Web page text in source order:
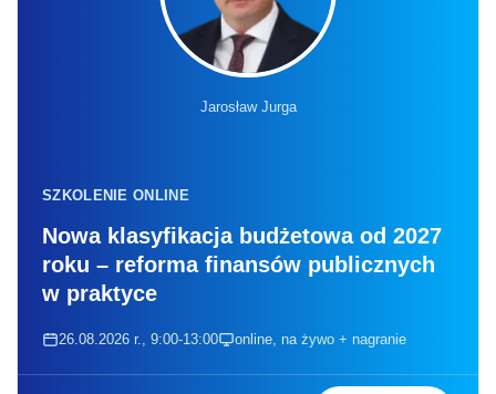
Jarosław Jurga
SZKOLENIE ONLINE
Nowa klasyfikacja budżetowa od 2027
roku – reforma finansów publicznych
w praktyce
26.08.2026 r., 9:00-13:00 online, na żywo + nagranie